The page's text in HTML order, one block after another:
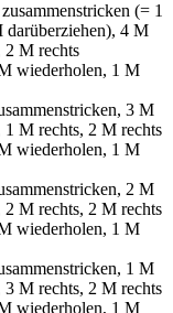
(= 1
darüberziehen), 4 M
2 M rechts
wiederholen, 1 M
3 M
M rechts, 2 M rechts
wiederholen, 1 M
2 M
M rechts, 2 M rechts
wiederholen, 1 M
1 M
M rechts, 2 M rechts
wiederholen, 1 M